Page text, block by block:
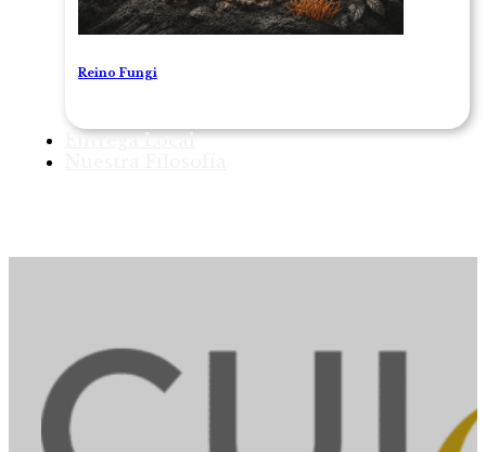
Reino Fungi
Entrega Local